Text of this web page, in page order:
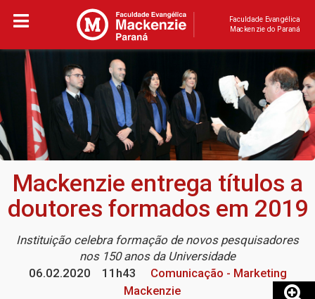
Faculdade Evangélica
Mackenzie do Paraná
Mackenzie entrega títulos a
doutores formados em 2019
Instituição celebra formação de novos pesquisadores
nos 150 anos da Universidade
06.02.2020
11h43
Comunicação - Marketing
Mackenzie